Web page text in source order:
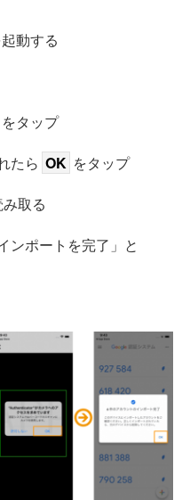
動する
をタップ
たら OK をタップ
取る
ンポートを完了」と